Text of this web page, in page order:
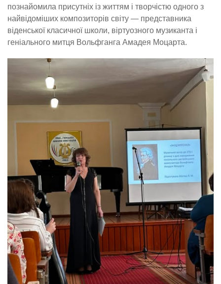
познайомила присутніх із життям і творчістю одного з
найвідоміших композиторів світу — представника
віденської класичної школи, віртуозного музиканта і
геніального митця Вольфганга Амадея Моцарта.